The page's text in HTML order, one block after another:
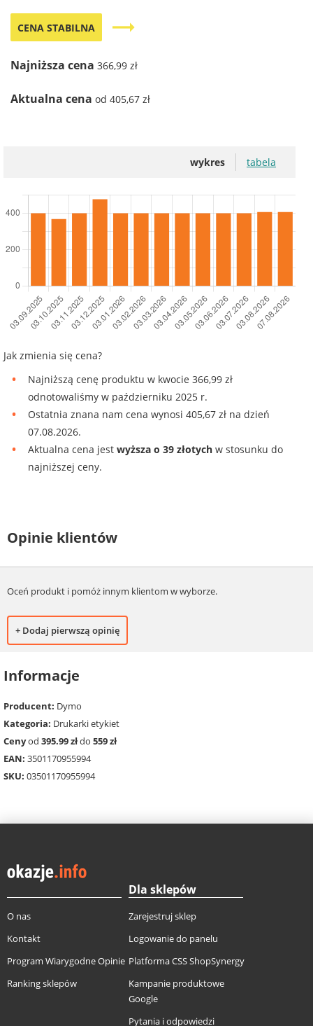
CENA STABILNA trending_flat
Najniższa cena 366,99 zł
Aktualna cena od 405,67 zł
wykres tabela
Jak zmienia się cena?
Najniższą cenę produktu w kwocie 366,99 zł
odnotowaliśmy w październiku 2025 r.
Ostatnia znana nam cena wynosi 405,67 zł na dzień
07.08.2026.
Aktualna cena jest wyższa o 39 złotych w stosunku do
najniższej ceny.
Opinie klientów
Oceń produkt i pomóż innym klientom w wyborze.
+ Dodaj pierwszą opinię
Informacje
Producent: Dymo
Kategoria: Drukarki etykiet
Cenyod 395.99 złdo 559 zł
EAN: 3501170955994
SKU: 03501170955994
O nas
Kontakt
Program Wiarygodne Opinie
Ranking sklepów
Dla sklepów
Zarejestruj sklep
Logowanie do panelu
Platforma CSS ShopSynergy
Kampanie produktowe
Google
Pytania i odpowiedzi